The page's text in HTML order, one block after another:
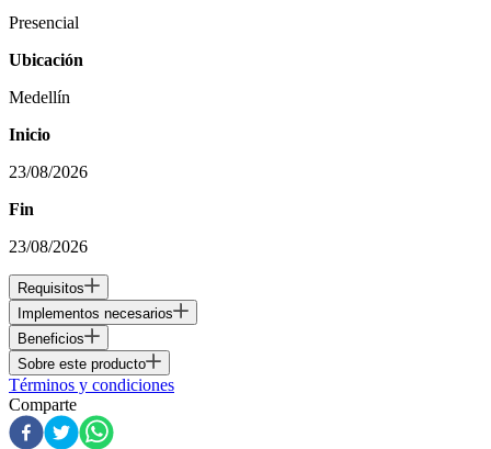
Presencial
Ubicación
Medellín
Inicio
23/08/2026
Fin
23/08/2026
Requisitos
Implementos necesarios
Beneficios
Sobre este producto
Términos y condiciones
Comparte